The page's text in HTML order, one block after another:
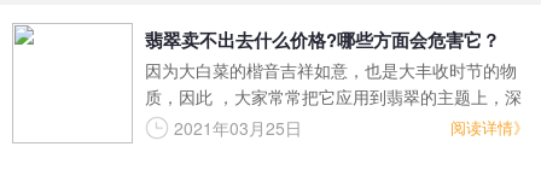
翡翠卖不出去什么价格?哪些方面会危害它？
因为大白菜的楷音吉祥如意，也是大丰收时节的物
质，因此 ，大家常常把它应用到翡翠的主题上，深
受玉石发烧友的青睐。今日，大家就一起来看一
2021年03月25日 阅读详情》